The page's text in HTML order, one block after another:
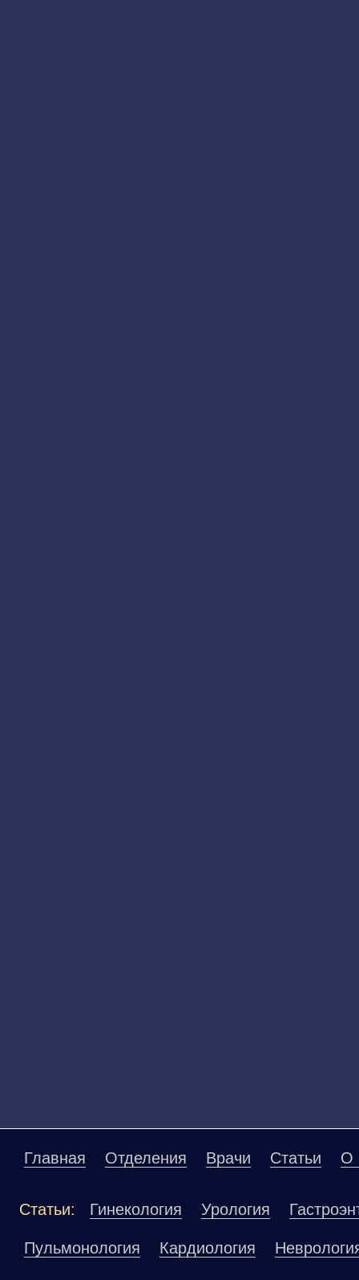
Главная Отделения Врачи Статьи О
Статьи: Гинекология Урология
Пульмонология Кардиология